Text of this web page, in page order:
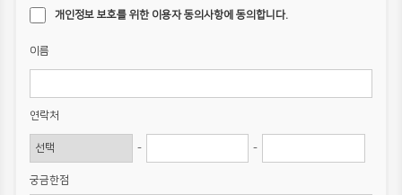
개인정보 보호를 위한 이용자 동의사항에 동의합니다.
이름
연락처
- -
궁금한점